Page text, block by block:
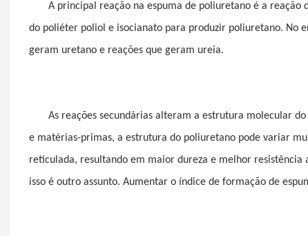
A principal reação na espuma de poliuretano é a
do poliéter poliol e isocianato para produzir poliuretano. No
geram uretano e reações que geram ureia.
As reações secundárias alteram a estrutura molecular
e matérias-primas, a estrutura do poliuretano pode variar
reticulada, resultando em maior dureza e melhor
isso é outro assunto. Aumentar o índice de formação de